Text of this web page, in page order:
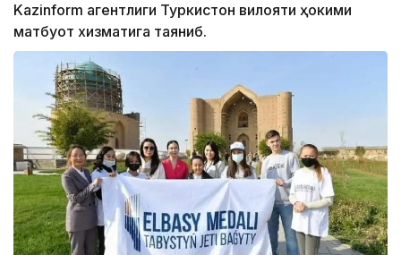
Kazinform агентлиги Туркистон вилояти ҳокими
матбуот хизматига таяниб.